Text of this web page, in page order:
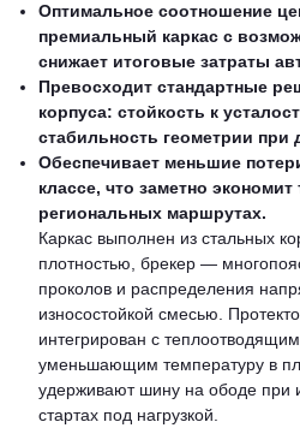
Оптимальное соотношение
премиальный каркас с
снижает итоговые затраты
Превосходит стандартные
корпуса: стойкость к
стабильность геометрии при
Обеспечивает меньшие
классе, что заметно
региональных маршрутах.
Каркас выполнен из стальных
плотностью, брекер —
проколов и распределения
износостойкой смесью.
интегрирован с
уменьшающим температуру в
удерживают шину на ободе при
стартах под нагрузкой.